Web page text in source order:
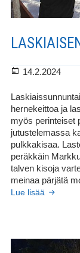
Julkaistu
14.2.2024
hernekeittoa ja
myös perinteiset
jutustelemassa
pulkkakisaa.
peräkkäin
talven kisoja
meinaa pärjätä
Lue lisää Laskiaisen